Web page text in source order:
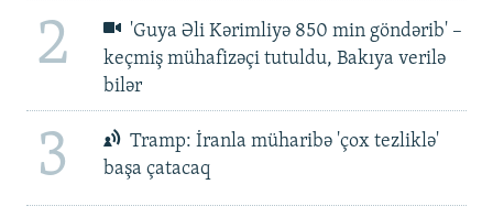
2
'Guya Əli Kərimliyə 850 min göndərib' –
keçmiş mühafizəçi tutuldu, Bakıya verilə
bilər
3
Tramp: İranla müharibə 'çox tezliklə'
başa çatacaq